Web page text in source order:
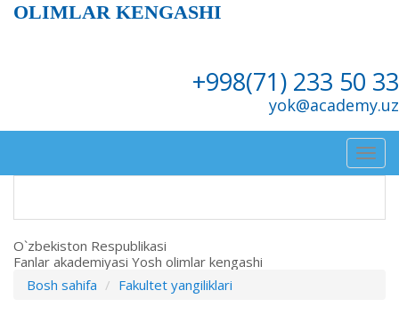
OLIMLAR KENGASHI
+998(71) 233 50 33
yok@academy.uz
O`zbekiston Respublikasi
Fanlar akademiyasi Yosh olimlar kengashi
Bosh sahifa
Fakultet yangiliklari